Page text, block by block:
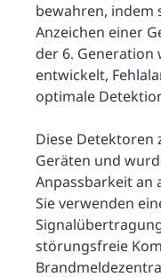
bewahren, indem
Anzeichen einer
der 6. Generation
entwickelt,
optimale
Diese Detektoren
Geräten und
Anpassbarkeit an
Sie verwenden
störungsfreie